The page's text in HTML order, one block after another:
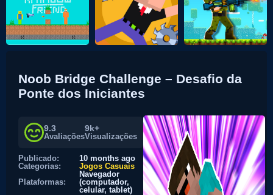
Noob Bridge Challenge – Desafio da
Ponte dos Iniciantes
9.3
Avaliações
9k+
Visualizações
Publicado:
10 months ago
Categorias:
Jogos Casuais
Plataformas:
Navegador
(computador,
celular, tablet)